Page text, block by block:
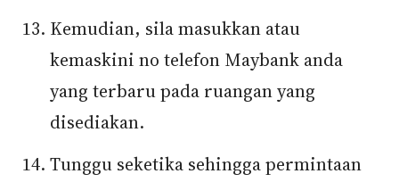
Kemudian, sila masukkan atau
kemaskini no telefon Maybank anda
yang terbaru pada ruangan yang
disediakan.
Tunggu seketika sehingga permintaan